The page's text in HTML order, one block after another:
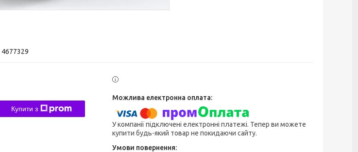
4677329
Купити з
У компанії підключені електронні платежі. Тепер ви можете
купити будь-який товар не покидаючи сайту.